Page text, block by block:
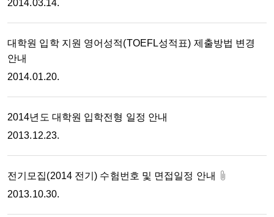
2014.03.14.
대학원 입학 지원 영어성적(TOEFL성적표) 제출방법 변경
안내
2014.01.20.
2014년도 대학원 입학전형 일정 안내
2013.12.23.
전기모집(2014 전기) 수험번호 및 면접일정 안내
2013.10.30.